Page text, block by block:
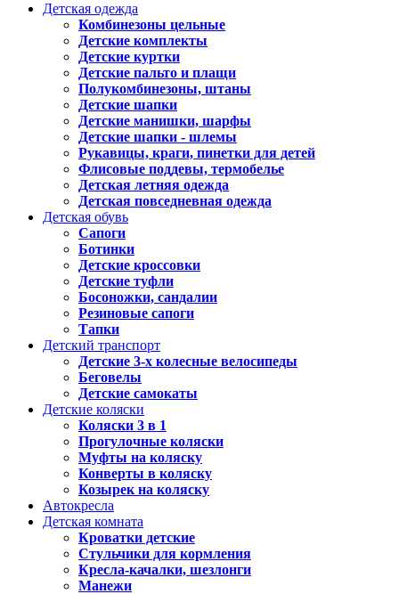
Детская одежда
Комбинезоны цельные
Детские комплекты
Детские куртки
Детские пальто и плащи
Полукомбинезоны, штаны
Детские шапки
Детские манишки, шарфы
Детские шапки - шлемы
Рукавицы, краги, пинетки для детей
Флисовые поддевы, термобелье
Детская летняя одежда
Детская повседневная одежда
Детская обувь
Сапоги
Ботинки
Детские кроссовки
Детские туфли
Босоножки, сандалии
Резиновые сапоги
Тапки
Детский транспорт
Детские 3-х колесные велосипеды
Беговелы
Детские самокаты
Детские коляски
Коляски 3 в 1
Прогулочные коляски
Муфты на коляску
Конверты в коляску
Козырек на коляску
Автокресла
Детская комната
Кроватки детские
Стульчики для кормления
Кресла-качалки, шезлонги
Манежи